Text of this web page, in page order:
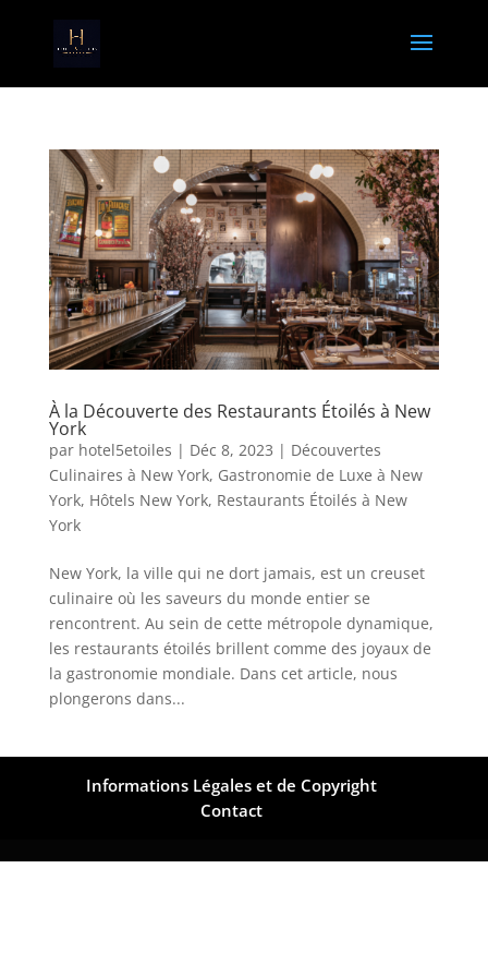
À la Découverte des Restaurants Étoilés à New
York
par hotel5etoiles | Déc 8, 2023 | Découvertes
Culinaires à New York, Gastronomie de Luxe à New
York, Hôtels New York, Restaurants Étoilés à New
York
New York, la ville qui ne dort jamais, est un creuset
culinaire où les saveurs du monde entier se
rencontrent. Au sein de cette métropole dynamique,
les restaurants étoilés brillent comme des joyaux de
la gastronomie mondiale. Dans cet article, nous
plongerons dans...
Informations Légales et de Copyright
Contact